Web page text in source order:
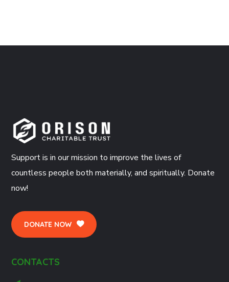
Support is in our mission to improve the lives of
countless people both materially, and spiritually. Donate
now!
DONATE NOW
CONTACTS